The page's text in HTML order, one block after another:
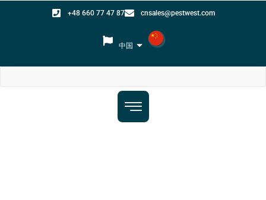
+48 660 77 47 87 cnsales@pestwest.com
中国